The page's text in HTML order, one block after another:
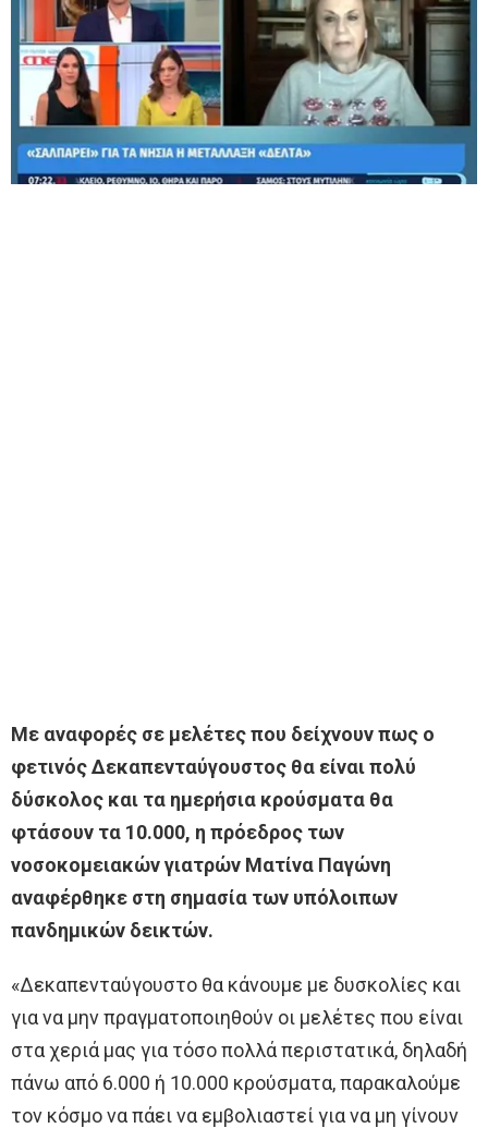
Με αναφορές σε μελέτες που δείχνουν πως ο
φετινός Δεκαπενταύγουστος θα είναι πολύ
δύσκολος και τα ημερήσια κρούσματα θα
φτάσουν τα 10.000, η πρόεδρος των
νοσοκομειακών γιατρών Ματίνα Παγώνη
αναφέρθηκε στη σημασία των υπόλοιπων
πανδημικών δεικτών.
«Δεκαπενταύγουστο θα κάνουμε με δυσκολίες και
για να μην πραγματοποιηθούν οι μελέτες που είναι
στα χεριά μας για τόσο πολλά περιστατικά, δηλαδή
πάνω από 6.000 ή 10.000 κρούσματα, παρακαλούμε
τον κόσμο να πάει να εμβολιαστεί για να μη γίνουν